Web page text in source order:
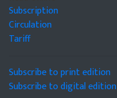
Subscription
Circulation
Tariff
Subscribe to print edition
Subscribe to digital edition